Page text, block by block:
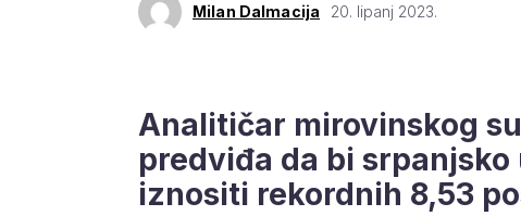
Milan Dalmacija 20. lipanj 2023.
Analitičar mirovinskog
predviđa da bi
iznositi rekordnih 8,53